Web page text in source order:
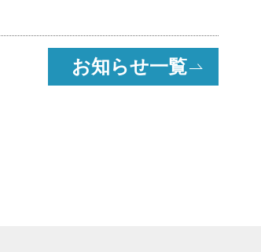
お知らせ一覧